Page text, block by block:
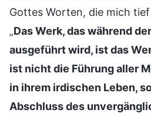
Gottes Worten, die mich
„Das Werk, das während
ausgeführt wird, ist das
ist nicht die Führung aller
in ihrem irdischen Leben,
Abschluss des